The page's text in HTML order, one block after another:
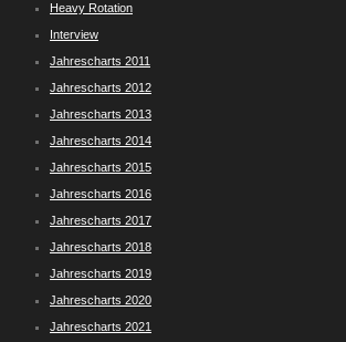
Heavy Rotation
Interview
Jahrescharts 2011
Jahrescharts 2012
Jahrescharts 2013
Jahrescharts 2014
Jahrescharts 2015
Jahrescharts 2016
Jahrescharts 2017
Jahrescharts 2018
Jahrescharts 2019
Jahrescharts 2020
Jahrescharts 2021